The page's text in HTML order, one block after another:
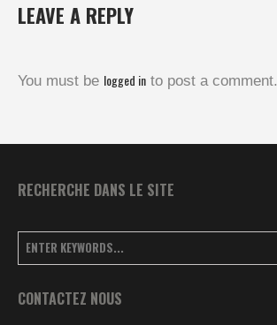
LEAVE A REPLY
You must be logged in to post a comment.
RECHERCHE DANS LE SITE
CONTACTEZ NOUS